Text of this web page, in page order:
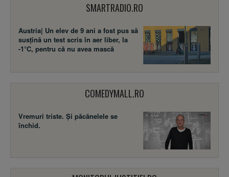
SMARTRADIO.RO
Austria| Un elev de 9 ani a fost pus să
susţină un test scris în aer liber, la
-1°C, pentru că nu avea mască
COMEDYMALL.RO
Vremuri triste. Şi păcănelele se
închid.